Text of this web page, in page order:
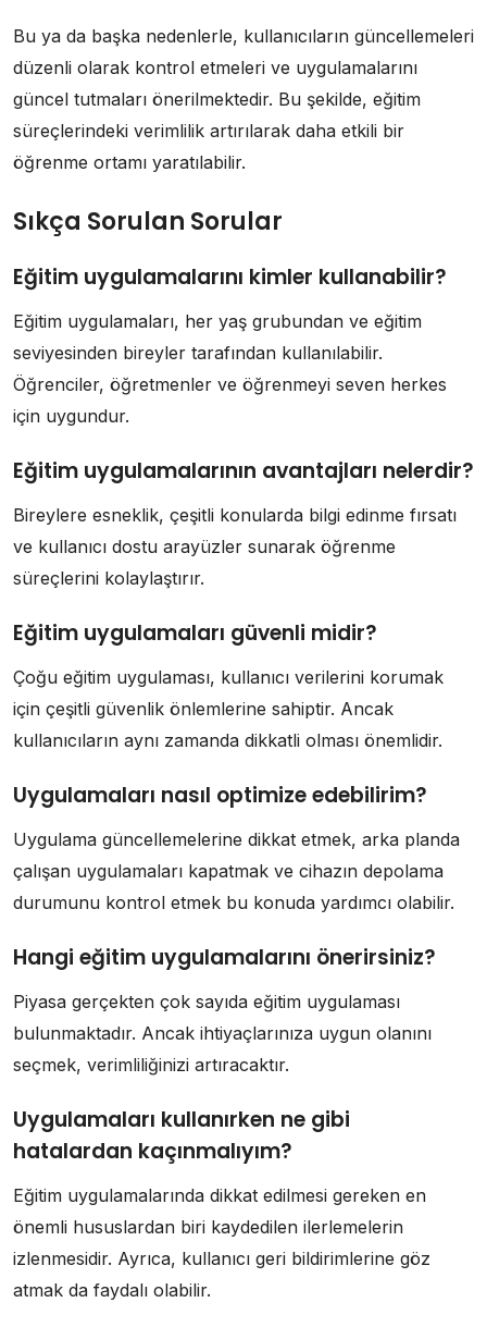
Bu ya da başka nedenlerle, kullanıcıların güncellemeleri
düzenli olarak kontrol etmeleri ve uygulamalarını
güncel tutmaları önerilmektedir. Bu şekilde, eğitim
süreçlerindeki verimlilik artırılarak daha etkili bir
öğrenme ortamı yaratılabilir.
Sıkça Sorulan Sorular
Eğitim uygulamalarını kimler kullanabilir?
Eğitim uygulamaları, her yaş grubundan ve eğitim
seviyesinden bireyler tarafından kullanılabilir.
Öğrenciler, öğretmenler ve öğrenmeyi seven herkes
için uygundur.
Eğitim uygulamalarının avantajları nelerdir?
Bireylere esneklik, çeşitli konularda bilgi edinme fırsatı
ve kullanıcı dostu arayüzler sunarak öğrenme
süreçlerini kolaylaştırır.
Eğitim uygulamaları güvenli midir?
Çoğu eğitim uygulaması, kullanıcı verilerini korumak
için çeşitli güvenlik önlemlerine sahiptir. Ancak
kullanıcıların aynı zamanda dikkatli olması önemlidir.
Uygulamaları nasıl optimize edebilirim?
Uygulama güncellemelerine dikkat etmek, arka planda
çalışan uygulamaları kapatmak ve cihazın depolama
durumunu kontrol etmek bu konuda yardımcı olabilir.
Hangi eğitim uygulamalarını önerirsiniz?
Piyasa gerçekten çok sayıda eğitim uygulaması
bulunmaktadır. Ancak ihtiyaçlarınıza uygun olanını
seçmek, verimliliğinizi artıracaktır.
Uygulamaları kullanırken ne gibi
hatalardan kaçınmalıyım?
Eğitim uygulamalarında dikkat edilmesi gereken en
önemli hususlardan biri kaydedilen ilerlemelerin
izlenmesidir. Ayrıca, kullanıcı geri bildirimlerine göz
atmak da faydalı olabilir.